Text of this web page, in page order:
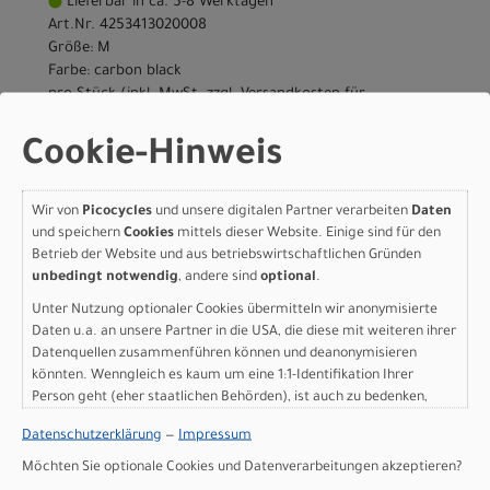
Art.Nr. 4253413020008
Größe: M
Farbe: carbon black
pro Stück (inkl. MwSt. zzgl.Versandkosten für
5.899,00 EUR
IN DEN WARENKORB
Scott Foil RC 10 - carbon
black - XS
Modelljahr 2026
Nicht im Laden verfügbar - Jetzt anfragen!
Art.Nr. 4253413020004
Größe: XS
Farbe: carbon black
Cookie-Hinweis
Wir von Picocycles und unsere digitalen Partner verarbeiten Daten
und speichern Cookies mittels dieser Website. Einige sind für den
Betrieb der Website und aus betriebswirtschaftlichen Gründen
unbedingt notwendig, andere sind optional.
Unter Nutzung optionaler Cookies übermitteln wir anonymisierte
Daten u.a. an unsere Partner in die USA, die diese mit weiteren ihrer
Datenquellen zusammenführen können und deanonymisieren
könnten. Wenngleich es kaum um eine 1:1-Identifikation Ihrer
Person geht (eher staatlichen Behörden), ist auch zu bedenken,
sind wie bei uns in der Europäischen Union.
Datenschutzerklärung — Impressum
Möchten Sie optionale Cookies und Datenverarbeitungen akzeptieren?